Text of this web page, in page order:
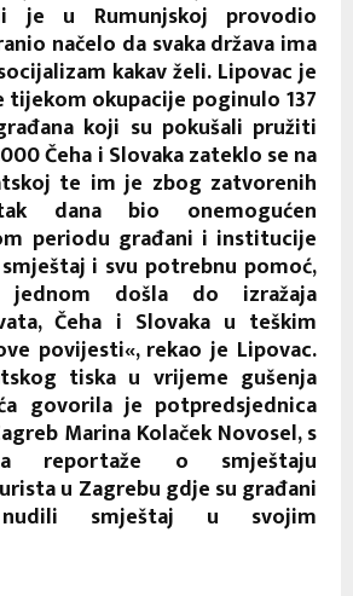
je u Rumunjskoj provodio
načelo da svaka država ima
kakav želi. Lipovac je
tijekom okupacije poginulo 137
koji su pokušali pružiti
Čeha i Slovaka zateklo se na
te im je zbog zatvorenih
dana bio onemogućen
periodu građani i institucije
i svu potrebnu pomoć,
došla do izražaja
Čeha i Slovaka u teškim
povijesti«, rekao je Lipovac.
tiska u vrijeme gušenja
govorila je potpredsjednica
Marina Kolaček Novosel, s
reportaže o smještaju
u Zagrebu gdje su građani
nudili smještaj u svojim